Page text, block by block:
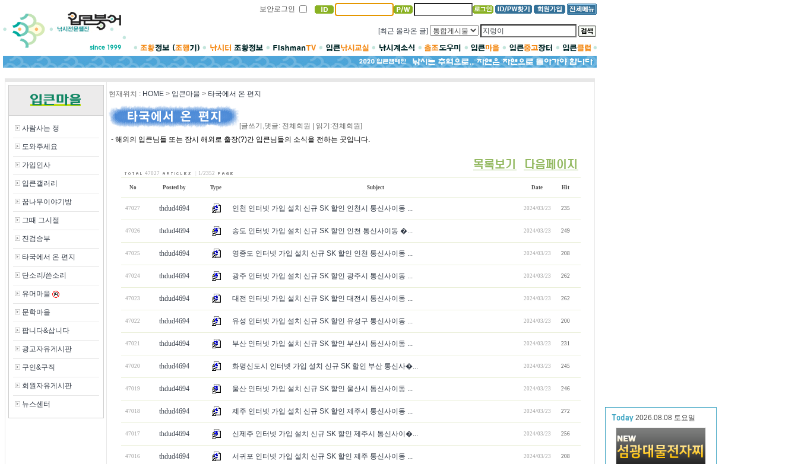
보안로그인
[최근 올라온 글]
사람사는 정
도와주세요
가입인사
입큰갤러리
꿈나무이야기방
그때 그시절
진검승부
타국에서 온 편지
단소리/쓴소리
유머마을
문학마을
팝니다&삽니다
광고자유게시판
구인&구직
회원자유게시판
뉴스센터
현재위치 : HOME > 입큰마을 > 타국에서 온 편지
[글쓰기,댓글: 전체회원 | 읽기:전체회원]
- 해외의 입큰님들 또는 잠시 해외로 출장(?)간 입큰님들의 소식을 전하는 곳입니다.
47027 1/2352
No Posted by Type Subject Date Hit
47027 thdud4694 인천 인터넷 가입 설치 신규 SK 할인 인천시 통신사이동 ... 2024/03/23 235
47026 thdud4694 송도 인터넷 가입 설치 신규 SK 할인 인천 통신사이동 �... 2024/03/23 249
47025 thdud4694 영종도 인터넷 가입 설치 신규 SK 할인 인천 통신사이동 ... 2024/03/23 208
47024 thdud4694 광주 인터넷 가입 설치 신규 SK 할인 광주시 통신사이동 ... 2024/03/23 262
47023 thdud4694 대전 인터넷 가입 설치 신규 SK 할인 대전시 통신사이동 ... 2024/03/23 262
47022 thdud4694 유성 인터넷 가입 설치 신규 SK 할인 유성구 통신사이동 ... 2024/03/23 200
47021 thdud4694 부산 인터넷 가입 설치 신규 SK 할인 부산시 통신사이동 ... 2024/03/23 231
47020 thdud4694 화명신도시 인터넷 가입 설치 신규 SK 할인 부산 통신사�... 2024/03/23 245
47019 thdud4694 울산 인터넷 가입 설치 신규 SK 할인 울산시 통신사이동 ... 2024/03/23 246
47018 thdud4694 제주 인터넷 가입 설치 신규 SK 할인 제주시 통신사이동 ... 2024/03/23 272
47017 thdud4694 신제주 인터넷 가입 설치 신규 SK 할인 제주시 통신사이�... 2024/03/23 256
47016 thdud4694 서귀포 인터넷 가입 설치 신규 SK 할인 제주 통신사이동 ... 2024/03/23 208
2026.08.08 토요일